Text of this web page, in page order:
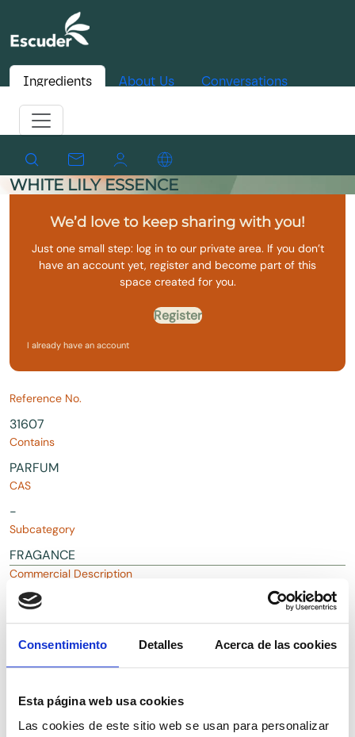
Consentimiento Detalles Acerca de las cookies
Esta página web usa cookies
Las cookies de este sitio web se usan para personalizar
Ingredients About Us Conversations
WHITE LILY ESSENCE
We’d love to keep sharing with you!
Just one small step: log in to our private area. If you don’t
have an account yet, register and become part of this
space created for you.
Register
I already have an account
Reference No.
31607
Contains
PARFUM
CAS
-
Subcategory
FRAGANCE
Commercial Description
PARF'ENO Fragrance for cosmetic use
Downloads
Presentations